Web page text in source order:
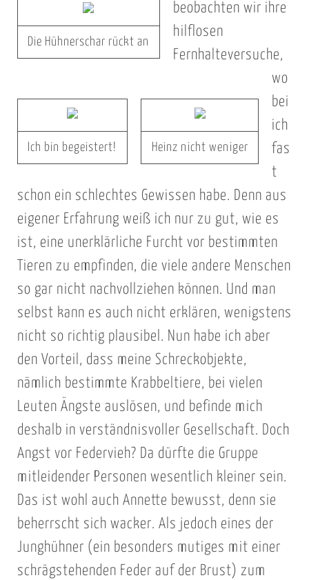
Die Hühnerschar rückt an
Ich bin begeistert! Heinz nicht weniger
beobachten wir ihre
hilflosen
Fernhalteversuche,
wo
bei
ich
fas
t
schon ein schlechtes Gewissen habe. Denn aus
eigener Erfahrung weiß ich nur zu gut, wie es
ist, eine unerklärliche Furcht vor bestimmten
Tieren zu empfinden, die viele andere Menschen
so gar nicht nachvollziehen können. Und man
selbst kann es auch nicht erklären, wenigstens
nicht so richtig plausibel. Nun habe ich aber
den Vorteil, dass meine Schreckobjekte,
nämlich bestimmte Krabbeltiere, bei vielen
Leuten Ängste auslösen, und befinde mich
deshalb in verständnisvoller Gesellschaft. Doch
Angst vor Federvieh? Da dürfte die Gruppe
mitleidender Personen wesentlich kleiner sein.
Das ist wohl auch Annette bewusst, denn sie
beherrscht sich wacker. Als jedoch eines der
Junghühner (ein besonders mutiges mit einer
schrägstehenden Feder auf der Brust) zum